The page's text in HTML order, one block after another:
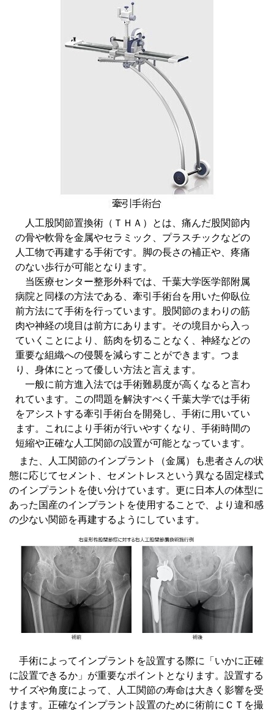
人工股関節置換術（ＴＨＡ）とは、痛んだ股関節内
の骨や軟骨を金属やセラミック、プラスチックなどの
人工物で再建する手術です。脚の長さの補正や、疼痛
のない歩行が可能となります。
当医療センター整形外科では、千葉大学医学部附属
病院と同様の方法である、牽引手術台を用いた仰臥位
前方法にて手術を行っています。股関節のまわりの筋
肉や神経の境目は前方にあります。その境目から入っ
ていくことにより、筋肉を切ることなく、神経などの
重要な組織への侵襲を減らすことができます。​つま
り、身体にとって優しい方法と言えます。
一般に前方進入法では手術難易度が高くなると言わ
れています。この問題を解決すべく千葉大学では手術
をアシストする牽引手術台を開発し、手術に用いてい
ます。これにより手術が行いやすくなり、手術時間の
短縮や正確な人工関節の設置が可能となっています。
また、人工関節のインプラント（金属）も患者さんの状
態に応じてセメント、セメントレスという異なる固定様式
のインプラントを使い分けています。更に日本人の体型に
あった国産のインプラントを使用することで、より違和感
の少ない関節を再建するようにしています。
手術によってインプラントを設置する際に「いかに正確
に設置できるか」が重要なポイントとなります。設置する
サイズや角度によって、人工関節の寿命は大きく影響を受
けます。正確なインプラント設置のために術前にＣＴを撮